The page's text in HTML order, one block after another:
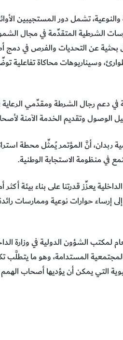
تشمل دور المستجيبين
الشرطية المتقدِّمة في مجال
بحثية عن التحديات والفرص في
وسيناريوهات محاكاة تفاعلية
دعم رجال الشرطة ومقدِّمي الرعاية
الوصول وتقديم الخدمة الآمنة
أنَّ المؤتمر يُمثِّل محطة
في منظومة الاستجابة الوطنية.
يعزِّز قدرتنا على بناء بيئة أكثر
إرساء حوارات نوعية وممارسات
لمكتب الشؤون الدولية في وزارة
المجتمعية المستدامة، وهو ما
التي يمكن أن يؤديها أصحاب